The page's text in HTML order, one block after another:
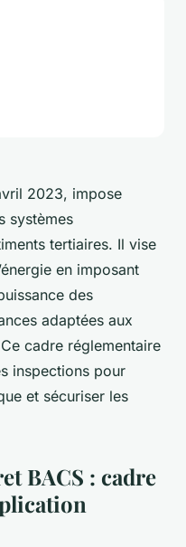
2023, impose
systèmes
tertiaires. Il vise
en imposant
des
adaptées aux
cadre réglementaire
inspections pour
et sécuriser les
BACS : cadre